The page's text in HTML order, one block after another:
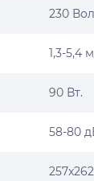
230
1,3-5,4
90 Вт.
58-80